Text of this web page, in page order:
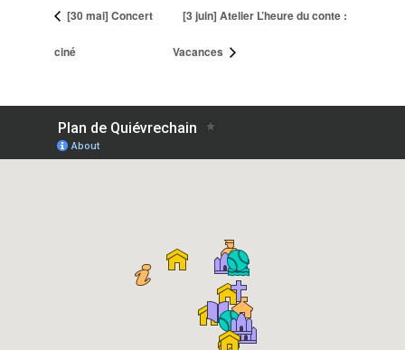
[30 mai] Concert
ciné
[3 juin] Atelier L’heure du conte :
Vacances